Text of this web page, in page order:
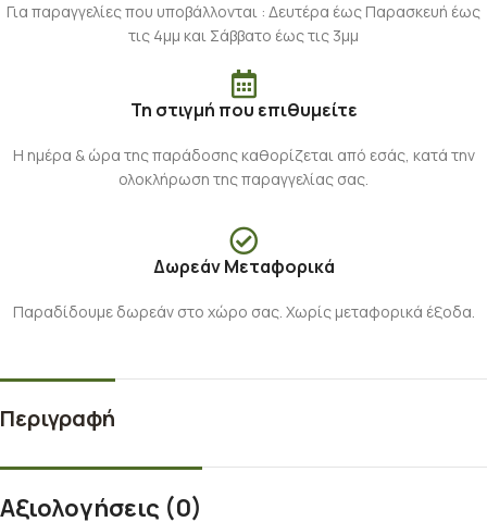
Για παραγγελίες που υποβάλλονται : Δευτέρα έως Παρασκευή έως
τις 4μμ και Σάββατο έως τις 3μμ
Τη στιγμή που επιθυμείτε
Η ημέρα & ώρα της παράδοσης καθορίζεται από εσάς, κατά την
ολοκλήρωση της παραγγελίας σας.
Δωρεάν Μεταφορικά
Παραδίδουμε δωρεάν στο χώρο σας. Χωρίς μεταφορικά έξοδα.
Περιγραφή
Αξιολογήσεις (0)